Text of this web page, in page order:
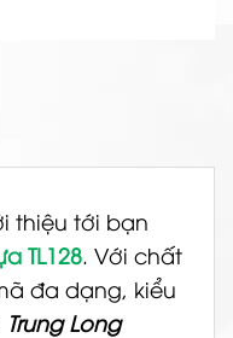
thiệu tới bạn
TL128. Với chất
đa dạng, kiểu
Trung Long